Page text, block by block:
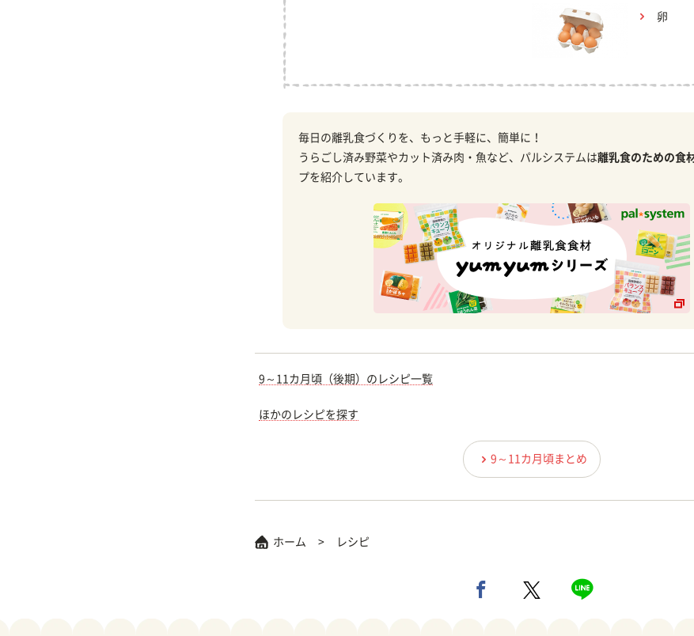
卵
毎日の離乳食づくりを、もっと手軽に、簡単に！
うらごし済み野菜やカット済み肉・魚など、パルシステムは離乳食のための食
プを紹介しています。
9～11カ月頃（後期）のレシピ一覧
ほかのレシピを探す
9～11カ月頃まとめ
ホーム レシピ